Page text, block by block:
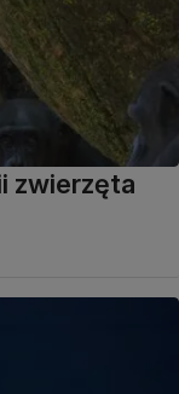
zwierzęta